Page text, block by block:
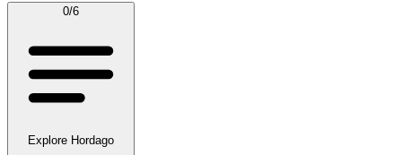
0/6
Explore Hordago